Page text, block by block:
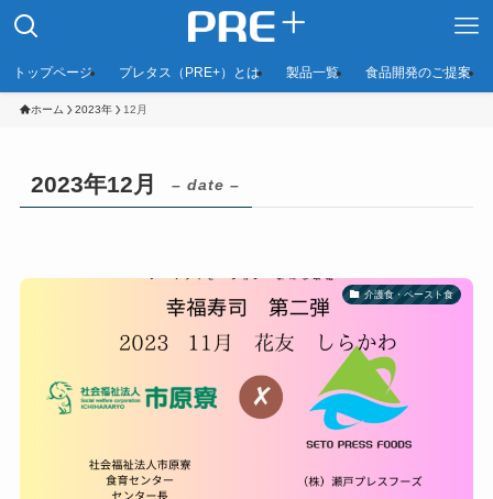
トップページ プレタス（PRE+）とは 製品一覧 食品開発のご提案
ホーム 2023年 12月
2023年12月 – date –
介護食・ペースト食